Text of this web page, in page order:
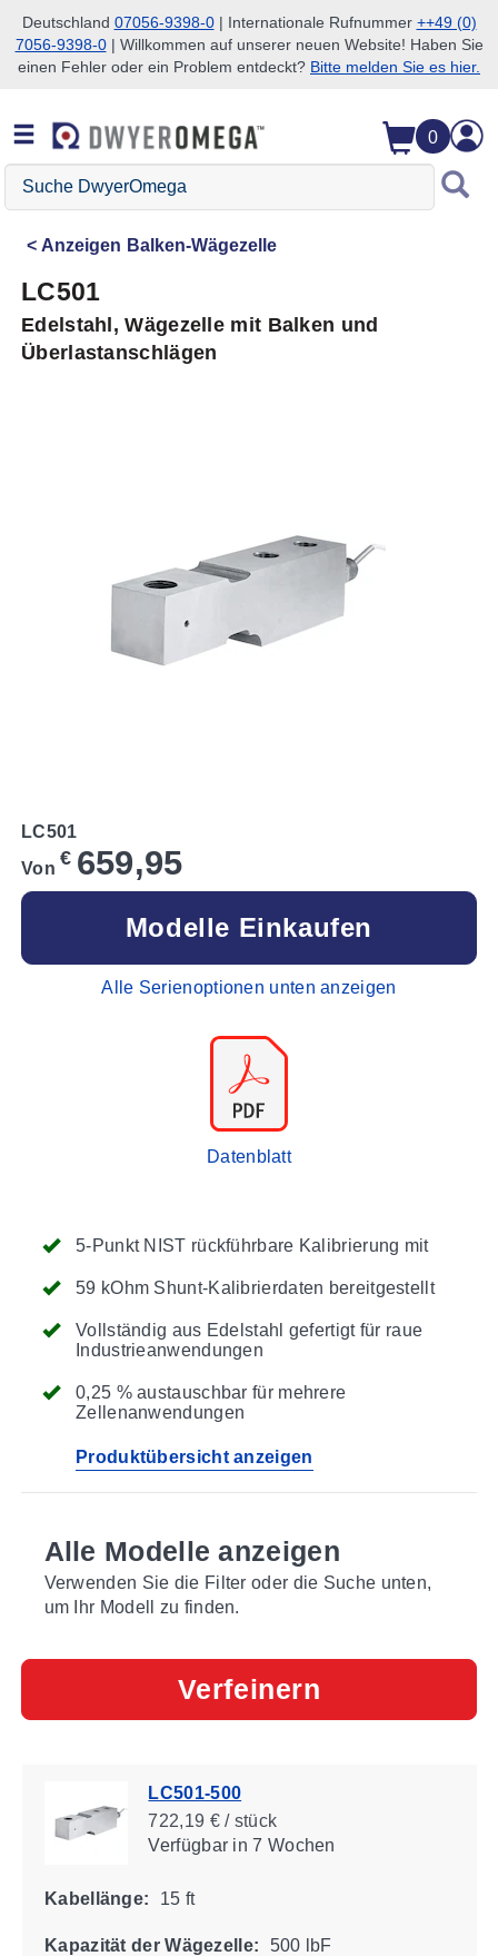
Zum Suchen überspringen
Zum Hauptinhalt überspringen
Zur Navigation überspringen
Deutschland 07056-9398-0| Internationale Rufnummer ++49 (0)
7056-9398-0| Willkommen auf unserer neuen Website! Haben Sie
einen Fehler oder ein Problem entdeckt? Bitte melden Sie es hier.
0
Suche
DwyerOmega
Anzeigen Balken-Wägezelle
LC501
Edelstahl, Wägezelle mit Balken und
Überlastanschlägen
5-Punkt NIST rückführbare Kalibrierung mit
59 kOhm Shunt-Kalibrierdaten bereitgestellt
Vollständig aus Edelstahl gefertigt für raue
Industrieanwendungen
0,25 % austauschbar für mehrere
Zellenanwendungen
Produktübersicht anzeigen
LC501
Von € 659,95
Modelle Einkaufen
Alle Serienoptionen unten anzeigen
Datenblatt
Alle Modelle anzeigen
Verwenden Sie die Filter oder die Suche unten,
um Ihr Modell zu finden.
Verfeinern
LC501-500
722,19 € / stück
Verfügbarin 7 Wochen
Kabellänge: 15 ft
Kapazität der Wägezelle: 500 lbF